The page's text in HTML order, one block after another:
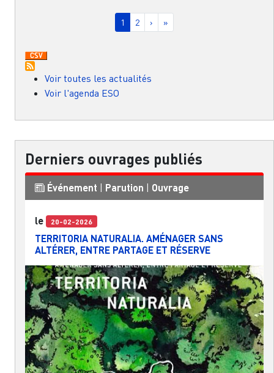
Page courante
1 Page
2 Page suivante
› Dernière page
»
Voir toutes les actualités
Voir l'agenda ESO
Derniers ouvrages publiés
Événement | Parution | Ouvrage
le 20-02-2026
TERRITORIA NATURALIA. AMÉNAGER SANS
ALTÉRER, ENTRE PARTAGE ET RÉSERVE